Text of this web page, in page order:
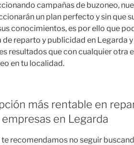
campañas de buzoneo,
un plan perfecto y sin que
conocimientos, es por ello que
de reparto y publicidad en Legarda
resultados que con cualquier otra
en tu localidad.
más rentable en
empresas en Legarda
recomendamos no seguir